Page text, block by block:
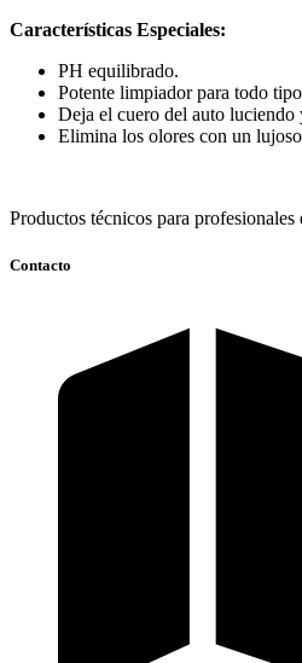
Características Especiales:
PH equilibrado.
Potente limpiador para todo
Deja el cuero del auto luciendo
Elimina los olores con un
Productos técnicos para
Contacto